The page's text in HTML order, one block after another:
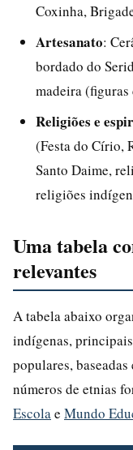
Coxinha,
Artesanato:
bordado do
madeira (figuras
Religiões e
(Festa do Círio,
Santo Daime,
religiões
Uma tabela
relevantes
A tabela abaixo
indígenas,
populares,
números de etnias
Escola e Mundo